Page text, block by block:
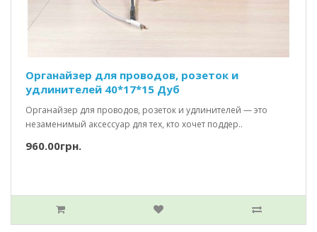
Органайзер для проводов, розеток и
удлинителей 40*17*15 Дуб
Органайзер для проводов, розеток и удлинителей — это
незаменимый аксессуар для тех, кто хочет поддер..
960.00грн.